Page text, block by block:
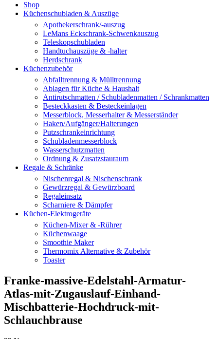
Shop
Küchenschubladen & Auszüge
Apothekerschrank/-auszug
LeMans Eckschrank-Schwenkauszug
Teleskopschubladen
Handtuchauszüge & -halter
Herdschrank
Küchenzubehör
Abfalltrennung & Mülltrennung
Ablagen für Küche & Haushalt
Antirutschmatten / Schubladenmatten / Schrankmatten
Besteckkasten & Besteckeinlagen
Messerblock, Messerhalter & Messerständer
Haken/Aufgänger/Halterungen
Putzschrankeinrichtung
Schubladenmesserblock
Wasserschutzmatten
Ordnung & Zusatzstauraum
Regale & Schränke
Nischenregal & Nischenschrank
Gewürzregal & Gewürzboard
Regaleinsatz
Scharniere & Dämpfer
Küchen-Elektrogeräte
Küchen-Mixer & -Rührer
Küchenwaage
Smoothie Maker
Thermomix Alternative & Zubehör
Toaster
Franke-massive-Edelstahl-Armatur-
Atlas-mit-Zugauslauf-Einhand-
Mischbatterie-Hochdruck-mit-
Schlauchbrause